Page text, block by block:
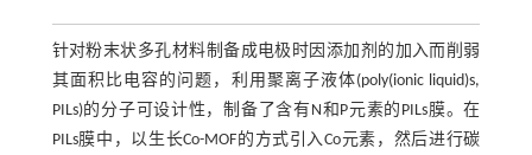
针对粉末状多孔材料制备成电极时因添加剂的加入而削弱
其面积比电容的问题，利用聚离子液体(poly(ionic liquid)s,
PILs)的分子可设计性，制备了含有N和P元素的PILs膜。在
PILs膜中，以生长Co-MOF的方式引入Co元素，然后进行碳